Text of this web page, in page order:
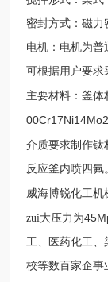
密封方式：磁力
电机：电机为
可根据用户要求
主要材料：釜体
介质要求制作钛
反应釜内喷四氟
威海博锐化工
zui大压力为
工、医药化工、
校等数百家企事